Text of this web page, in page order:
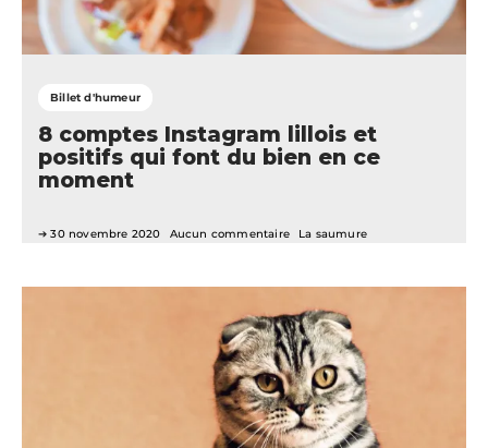
Billet d'humeur
8 comptes Instagram lillois et
positifs qui font du bien en ce
moment
30 novembre 2020 Aucun commentaire La saumure